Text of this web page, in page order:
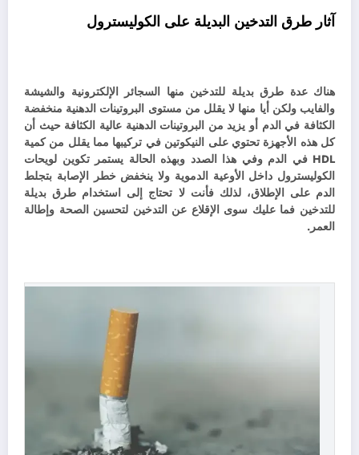
آثار طرق التدخين البديلة على الكوليسترول
هناك عدة طرق بديلة للتدخين منها السجائر الإلكترونية والشيشة
والفايب ولكن أيا منها لا يقلل من مستوى البروتينات الدهنية منخفضة
الكثافة في الدم أو يزيد من البروتينات الدهنية عالية الكثافة حيث أن
كل هذه الأجهزة تحتوي على النيكوتين في تركيبها مما يقلل من كمية
HDL في الدم وفي هذا الصدد وبهذه الحالة يستمر تكوين لويحات
الكوليسترول داخل الأوعية الدموية ولا ينخفض ​​خطر الإصابة بتجلط
الدم على الإطلاق، لذلك فأنت لا تحتاج إلى استخدام طرق بديلة
للتدخين فما عليك سوى الإقلاع عن التدخين لتحسين الصحة وإطالة
العمر.